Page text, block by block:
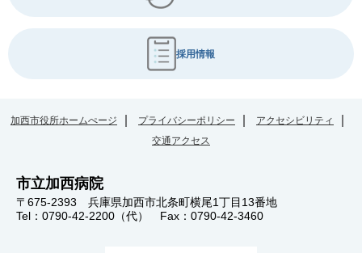
採用情報
加西市役所ホームぺージ プライバシーポリシー
アクセシビリティ
交通アクセス
市立加西病院
〒675-2393 兵庫県加西市北条町横尾1丁目13番地
Tel：0790-42-2200（代） Fax：0790-42-3460